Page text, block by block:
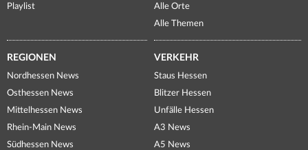
Playlist
Alle Orte
Alle Themen
REGIONEN
Nordhessen News
Osthessen News
Mittelhessen News
Rhein-Main News
Südhessen News
VERKEHR
Staus Hessen
Blitzer Hessen
Unfälle Hessen
A3 News
A5 News